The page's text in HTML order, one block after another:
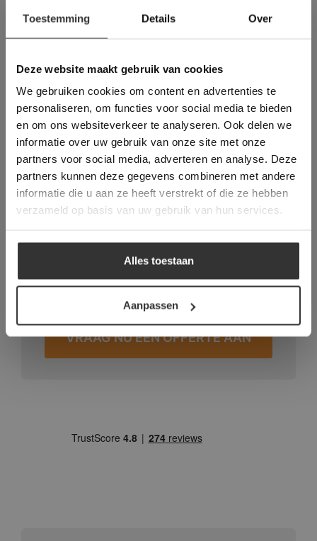
Toestemming Details Over
Deze website maakt gebruik van cookies
We gebruiken cookies om content en advertenties te
personaliseren, om functies voor social media te bieden
en om ons websiteverkeer te analyseren. Ook delen we
informatie over uw gebruik van onze site met onze
partners voor social media, adverteren en analyse. Deze
partners kunnen deze gegevens combineren met andere
informatie die u aan ze heeft verstrekt of die ze hebben
verzameld op basis van uw gebruik van hun services.
Alles toestaan
Aanpassen
Formaten:
Mozaïek – Mosaico: 5 x 5 cm. Dikte 1 cm
Mozaïek – Broke: 2,5 x 3 / 4 cm. Dikte 1 cm
Mozaïek – Muro 3D: 10,7 x 10,7 cm. Dikte 1
cm
Toepassingen voor deze tegels:
Woonkamer, keuken, hal / gang, toilet,
Vraag direct een vrijblijvende
VRAAG NU EEN OFFERTE AAN
Deze website maakt
gebruik van cookies.
This Cookie Banner was deleted and is no
longer working. Please contact the website
administrator.
Deze website gebruikt cookies om de
gebruikerservaring te verbeteren. Door
gebruik te maken van onze website geeft u
toestemming voor alle cookies in
overeenstemming met ons cookiebeleid.Lees
verder
ALLES ACCEPTEREN
ALLES AFWIJZEN
DETAILS WEERGEVEN